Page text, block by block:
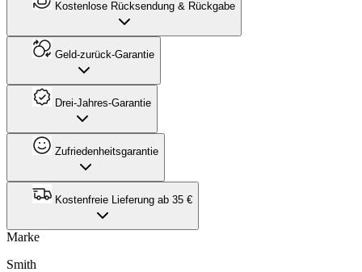
Kostenlose Rücksendung & Rückgabe
Geld-zurück-Garantie
Drei-Jahres-Garantie
Zufriedenheitsgarantie
Kostenfreie Lieferung ab 35 €
Marke
Smith